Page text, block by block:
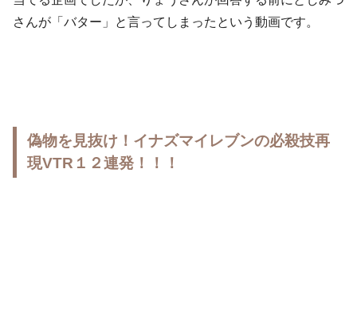
さんが「バター」と言ってしまったという動画です。
偽物を見抜け！イナズマイレブンの必殺技再
現VTR１２連発！！！